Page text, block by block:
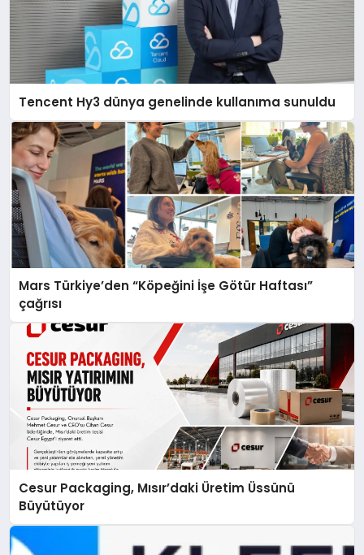
Tencent Hy3 dünya genelinde kullanıma sunuldu
Mars Türkiye’den “Köpeğini İşe Götür Haftası”
çağrısı
Cesur Packaging, Mısır’daki Üretim Üssünü
Büyütüyor